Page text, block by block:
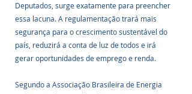
Deputados, surge exatamente para preencher
essa lacuna. A regulamentação trará mais
segurança para o crescimento sustentável do
país, reduzirá a conta de luz de todos e irá
gerar oportunidades de emprego e renda.
Segundo a Associação Brasileira de Energia